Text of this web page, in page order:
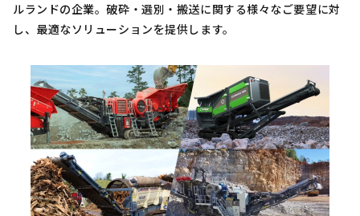
ルランドの企業。破砕・選別・搬送に関する様々なご要望に対
し、最適なソリューションを提供します。